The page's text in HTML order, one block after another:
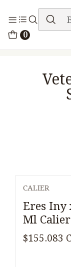
0
CALIER
Eres Iny
Ml Calier
$155.083